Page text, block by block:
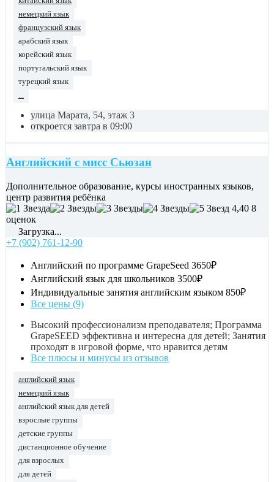
немецкий язык
французский язык
арабский язык
корейский язык
португальский язык
турецкий язык
...
улица Марата, 54, этаж 3
откроется завтра в 09:00
Английский с мисс Сьюзан
Дополнительное образование, курсы иностранных языков,
центр развития ребёнка
4,40 8
оценок
Загрузка...
+7 (902) 761-12-90
Английский по программе GrapeSeed 3650₽
Английский язык для школьников 3500₽
Индивидуальные занятия английским языком 850₽
Все цены (9)
Высокий профессионализм преподавателя; Программа
GrapeSEED эффективна и интересна для детей; Занятия
проходят в игровой форме, что нравится детям
Все плюсы и минусы из отзывов
английский язык
немецкий язык
английский язык для детей
взрослые группы
детские группы
дистанционное обучение
для взрослых
для детей